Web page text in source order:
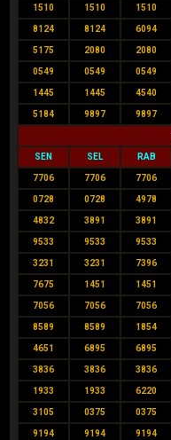
1510 1510 1510
8124 8124 6094
5175 2080 2080
0549 0549 0549
1445 1445 4540
5184 9897 9897
SEN SEL RAB
7706 7706 7706
0728 0728 4978
4832 3891 3891
9533 9533 9533
3231 3231 7396
7675 1451 1451
7056 7056 7056
8589 8589 1854
4651 6895 6895
3836 3836 3836
1933 1933 6220
3105 0375 0375
9194 9194 9194